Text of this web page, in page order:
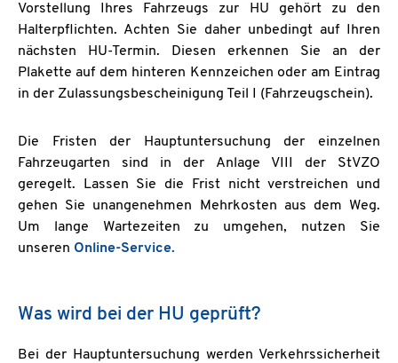
Vorstellung Ihres Fahrzeugs zur HU gehört zu den
Halterpflichten. Achten Sie daher unbedingt auf Ihren
nächsten HU-Termin. Diesen erkennen Sie an der
Plakette auf dem hinteren Kennzeichen oder am Eintrag
in der Zulassungsbescheinigung Teil I (Fahrzeugschein).
Die Fristen der Hauptuntersuchung der einzelnen
Fahrzeugarten sind in der Anlage VIII der StVZO
geregelt. Lassen Sie die Frist nicht verstreichen und
gehen Sie unangenehmen Mehrkosten aus dem Weg.
Um lange Wartezeiten zu umgehen, nutzen Sie
unseren Online-Service.
Was wird bei der HU geprüft?
Bei der Hauptuntersuchung werden Verkehrssicherheit